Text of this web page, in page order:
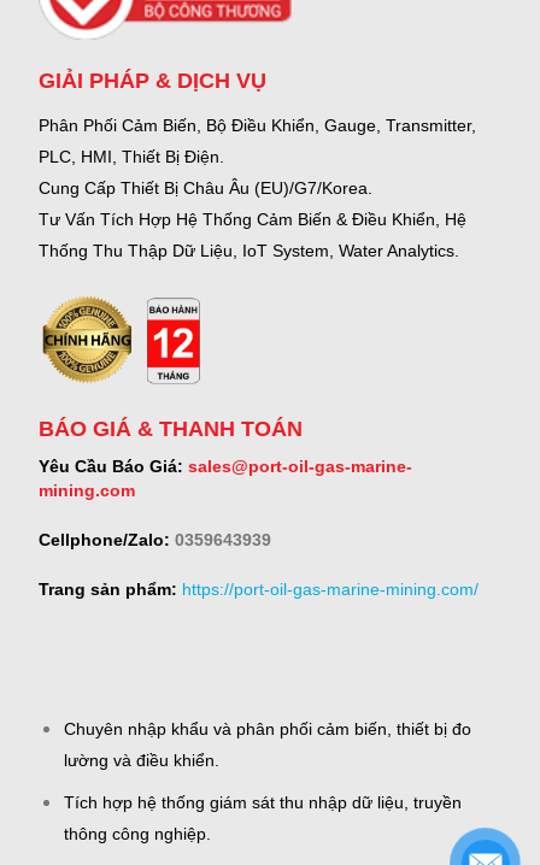
GIẢI PHÁP & DỊCH VỤ
Phân Phối Cảm Biến, Bộ Điều Khiển, Gauge, Transmitter,
PLC, HMI, Thiết Bị Điện.
Cung Cấp Thiết Bị Châu Âu (EU)/G7/Korea.
Tư Vấn Tích Hợp Hệ Thống Cảm Biến & Điều Khiển, Hệ
Thống Thu Thập Dữ Liệu, IoT System, Water Analytics.
BÁO GIÁ & THANH TOÁN
Yêu Cầu Báo Giá: sales@port-oil-gas-marine-
mining.com
Cellphone/Zalo: 0359643939
Trang sản phẩm: https://port-oil-gas-marine-mining.com/
Chuyên nhập khẩu và phân phối cảm biến, thiết bị đo
lường và điều khiển.
Tích hợp hệ thống giám sát thu nhập dữ liệu, truyền
thông công nghiệp.